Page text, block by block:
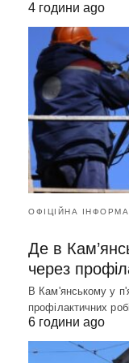
4 години ago
ОФІЦІЙНА
Де в
через
В Кам'янському у
профілактичних
6 години ago